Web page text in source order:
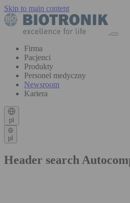
Skip to main content
Firma
Pacjenci
Produkty
Personel medyczny
Newsroom
Kariera
pl
pl
Header search